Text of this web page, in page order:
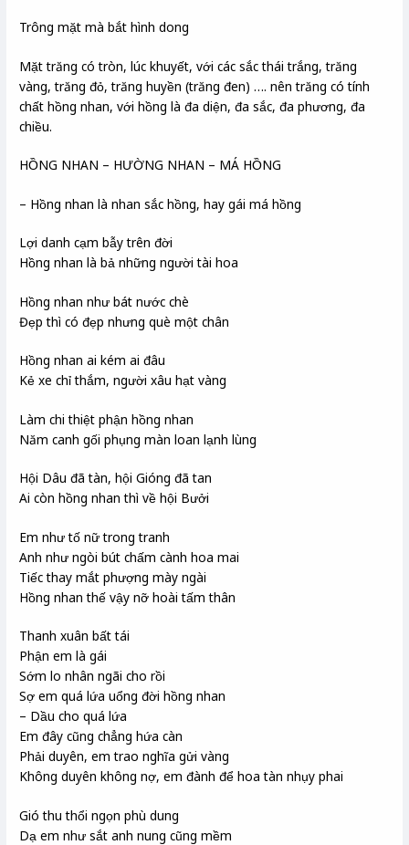
Trông mặt mà bắt hình dong
Mặt trăng có tròn, lúc khuyết, với các sắc thái trắng, trăng
vàng, trăng đỏ, trăng huyền (trăng đen) …. nên trăng có tính
chất hồng nhan, với hồng là đa diện, đa sắc, đa phương, đa
chiều.
HỒNG NHAN – HƯỜNG NHAN – MÁ HỒNG
– Hồng nhan là nhan sắc hồng, hay gái má hồng
Lợi danh cạm bẫy trên đời
Hồng nhan là bả những người tài hoa
Hồng nhan như bát nước chè
Đẹp thì có đẹp nhưng què một chân
Hồng nhan ai kém ai đâu
Kẻ xe chỉ thắm, người xâu hạt vàng
Làm chi thiệt phận hồng nhan
Năm canh gối phụng màn loan lạnh lùng
Hội Dâu đã tàn, hội Gióng đã tan
Ai còn hồng nhan thì về hội Bưởi
Em như tố nữ trong tranh
Anh như ngòi bút chấm cành hoa mai
Tiếc thay mắt phượng mày ngài
Hồng nhan thế vậy nỡ hoài tấm thân
Thanh xuân bất tái
Phận em là gái
Sớm lo nhân ngãi cho rồi
Sợ em quá lứa uổng đời hồng nhan
– Dầu cho quá lứa
Em đây cũng chẳng hứa càn
Phải duyên, em trao nghĩa gửi vàng
Không duyên không nợ, em đành để hoa tàn nhụy phai
Gió thu thổi ngọn phù dung
Dạ em như sắt anh nung cũng mềm